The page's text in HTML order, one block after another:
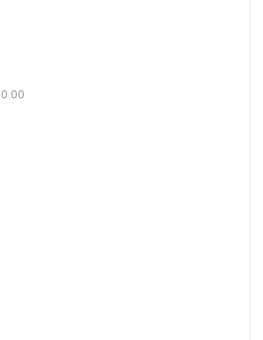
0.00